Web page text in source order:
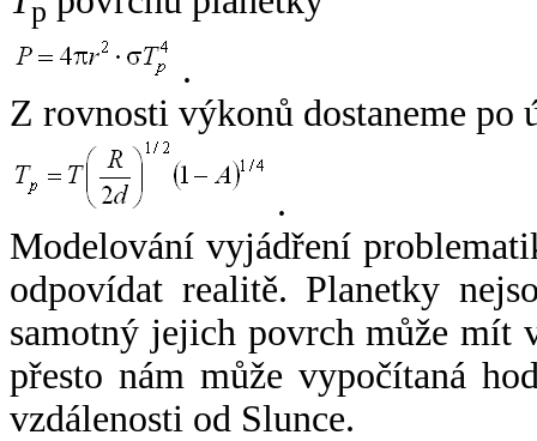
p
.
Z rovnosti výkonů dostaneme po
.
Modelování vyjádření
odpovídat realitě. Planetky
samotný jejich povrch může mít
přesto nám může vypočítaná
vzdálenosti od Slunce.